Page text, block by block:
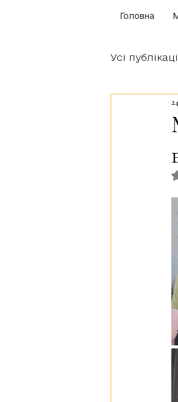
Головна
Усі